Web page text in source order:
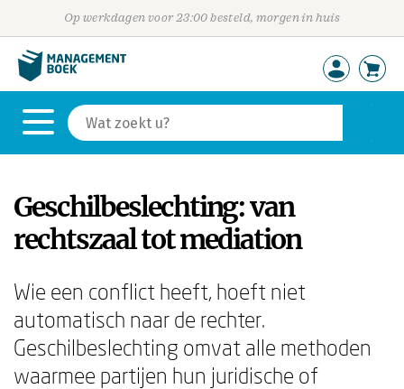
Op werkdagen voor 23:00 besteld, morgen in huis
Geschilbeslechting: van
rechtszaal tot mediation
Wie een conflict heeft, hoeft niet
automatisch naar de rechter.
Geschilbeslechting omvat alle methoden
waarmee partijen hun juridische of